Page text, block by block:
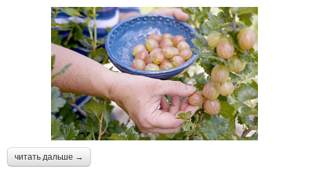
читать дальше →